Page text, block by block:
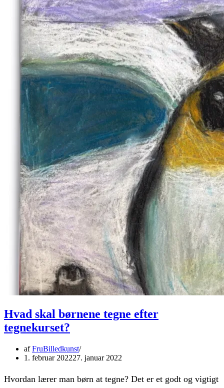
Hvad skal børnene tegne efter
tegnekurset?
afFruBilledkunst
1. februar 202227. januar 2022
Hvordan lærer man børn at tegne? Det er et godt og vigtigt